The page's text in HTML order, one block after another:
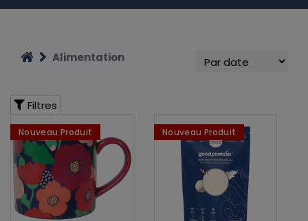
Alimentation
Filtres
Nouveau Produit Nouveau Produit